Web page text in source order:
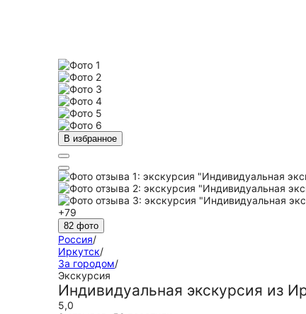
В избранное
+79
82 фото
Россия/
Иркутск/
За городом/
Экскурсия
Индивидуальная экскурсия из
5,0